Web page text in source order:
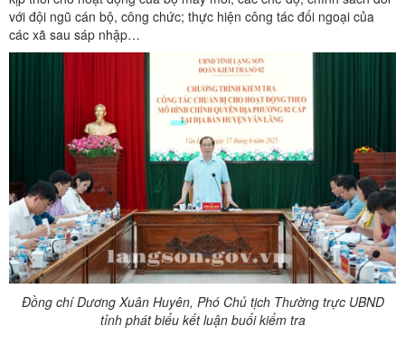
với đội ngũ cán bộ, công chức; thực hiện công tác đối ngoại của
các xã sau sáp nhập…
Đồng chí Dương Xuân Huyên, Phó Chủ tịch Thường trực UBND
tỉnh phát biểu kết luận buổi kiểm tra